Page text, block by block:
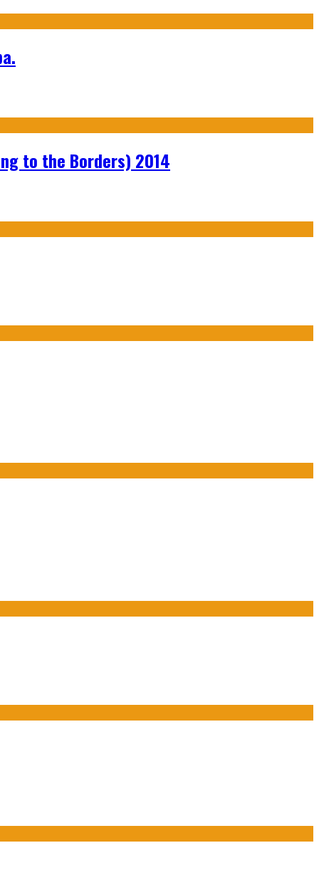
to the Borders) 2014